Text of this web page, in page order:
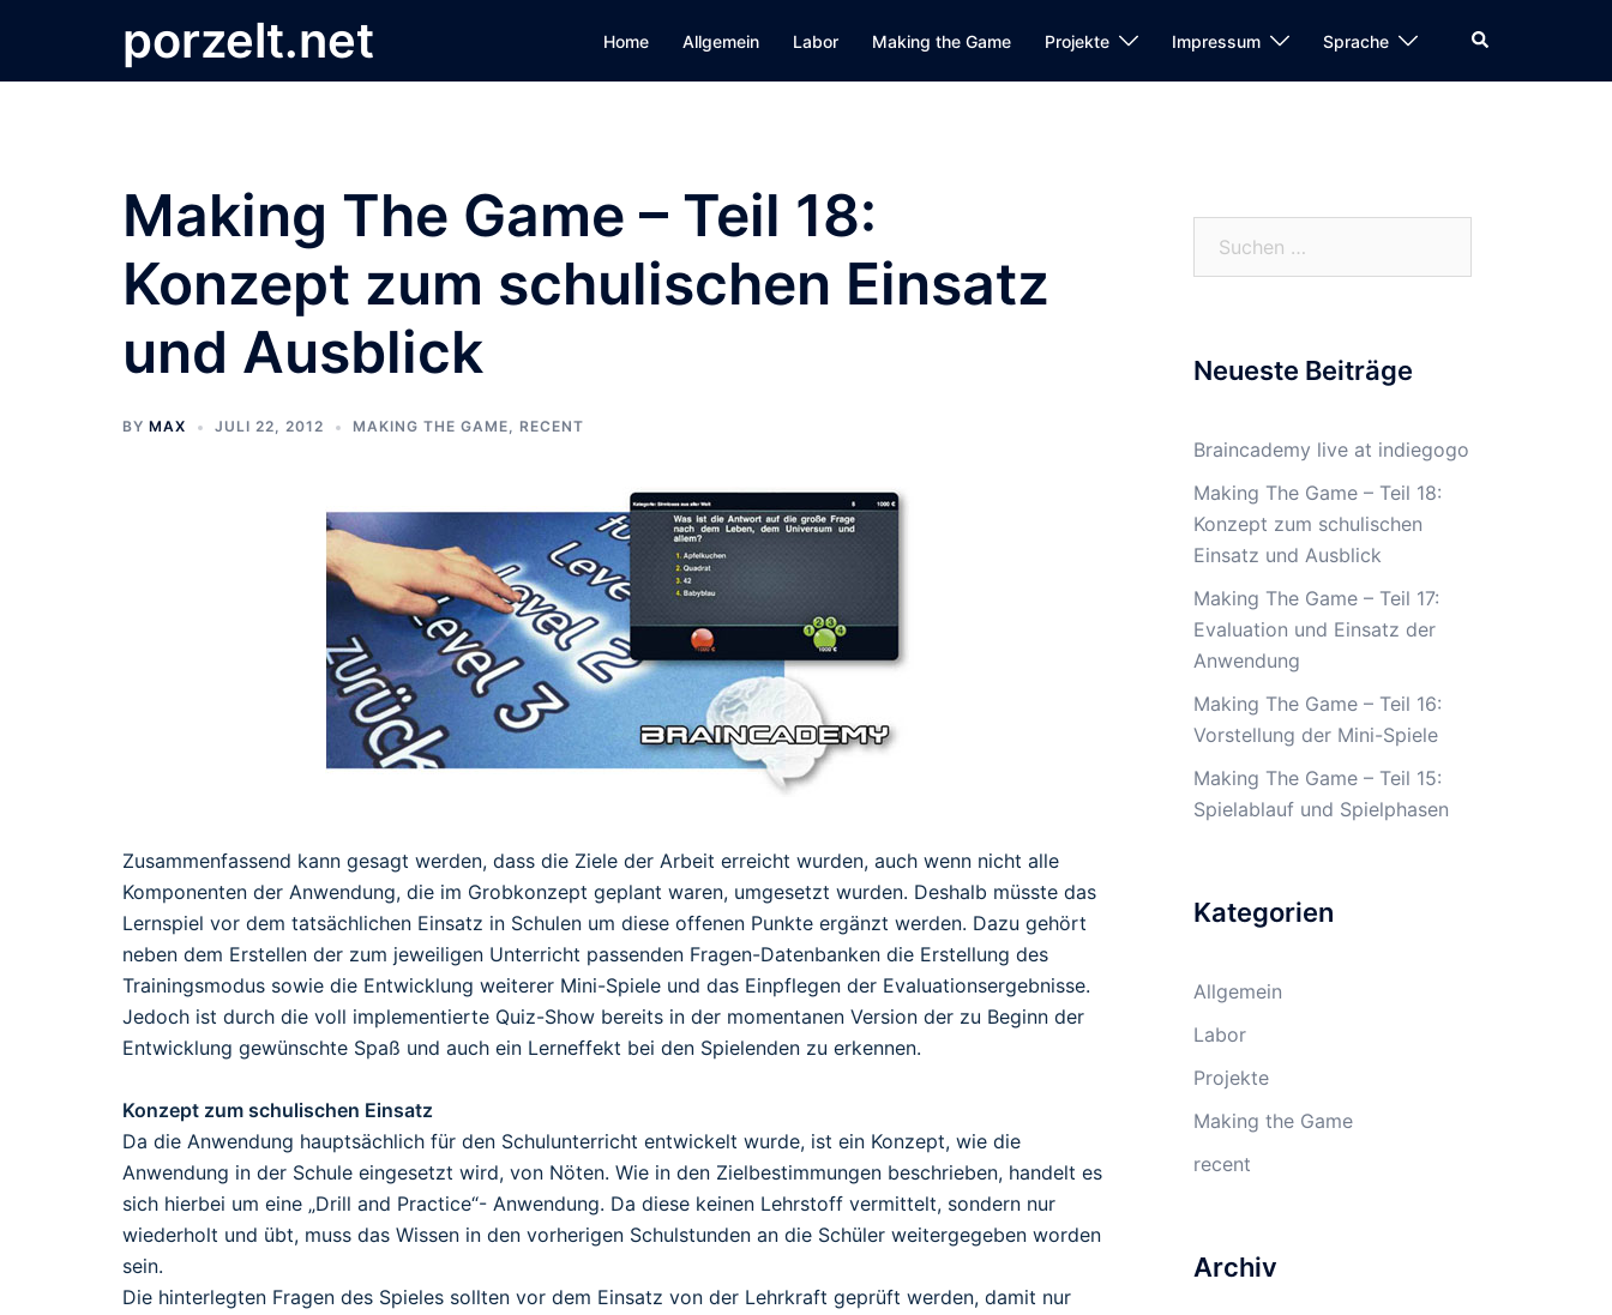
springen
porzelt.net Home Allgemein Labor Making the Game Projekte Impressum Sprache Search
Making The Game – Teil 18:
Konzept zum schulischen Einsatz
und Ausblick
BY MAX JULI 22, 2012 MAKING THE GAME, RECENT
Zusammenfassend kann gesagt werden, dass die Ziele der Arbeit erreicht wurden, auch wenn nicht alle
Komponenten der Anwendung, die im Grobkonzept geplant waren, umgesetzt wurden. Deshalb müsste das
Lernspiel vor dem tatsächlichen Einsatz in Schulen um diese offenen Punkte ergänzt werden. Dazu gehört
neben dem Erstellen der zum jeweiligen Unterricht passenden Fragen-Datenbanken die Erstellung des
Trainingsmodus sowie die Entwicklung weiterer Mini-Spiele und das Einpflegen der Evaluationsergebnisse.
Jedoch ist durch die voll implementierte Quiz-Show bereits in der momentanen Version der zu Beginn der
Entwicklung gewünschte Spaß und auch ein Lerneffekt bei den Spielenden zu erkennen.
Konzept zum schulischen Einsatz
Da die Anwendung hauptsächlich für den Schulunterricht entwickelt wurde, ist ein Konzept, wie die
Anwendung in der Schule eingesetzt wird, von Nöten. Wie in den Zielbestimmungen beschrieben, handelt es
sich hierbei um eine „Drill and Practice“- Anwendung. Da diese keinen Lehrstoff vermittelt, sondern nur
wiederholt und übt, muss das Wissen in den vorherigen Schulstunden an die Schüler weitergegeben worden
sein.
Die hinterlegten Fragen des Spieles sollten vor dem Einsatz von der Lehrkraft geprüft werden, damit nur
Neueste Beiträge
Braincademy live at indiegogo
Making The Game – Teil 18:
Konzept zum schulischen
Einsatz und Ausblick
Making The Game – Teil 17:
Evaluation und Einsatz der
Anwendung
Making The Game – Teil 16:
Vorstellung der Mini-Spiele
Making The Game – Teil 15:
Spielablauf und Spielphasen
Kategorien
Allgemein
Labor
Projekte
Making the Game
recent
Archiv